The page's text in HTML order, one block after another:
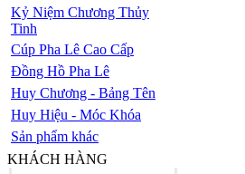
Kỷ Niệm Chương Thủy
Tinh
Cúp Pha Lê Cao Cấp
Đồng Hồ Pha Lê
Huy Chương - Bảng Tên
Huy Hiệu - Móc Khóa
Sản phẩm khác
KHÁCH HÀNG